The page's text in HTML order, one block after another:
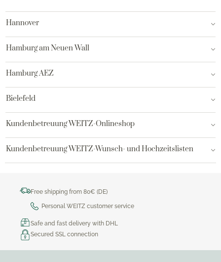
Hannover
Hamburg am Neuen Wall
Hamburg AEZ
Bielefeld
Kundenbetreuung WEITZ-Onlineshop
Kundenbetreuung WEITZ-Wunsch- und Hochzeitslisten
Free shipping from 80€ (DE)
Personal WEITZ customer service
Safe and fast delivery with DHL
Secured SSL connection